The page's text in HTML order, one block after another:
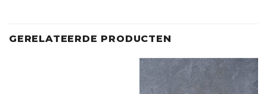
GERELATEERDE PRODUCTEN